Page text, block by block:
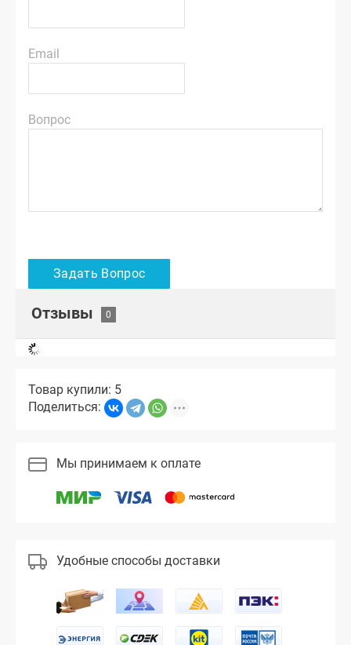
Email
Вопрос
Отзывы
Товар купили: 5
Поделиться:
Мы принимаем к оплате
Удобные способы доставки